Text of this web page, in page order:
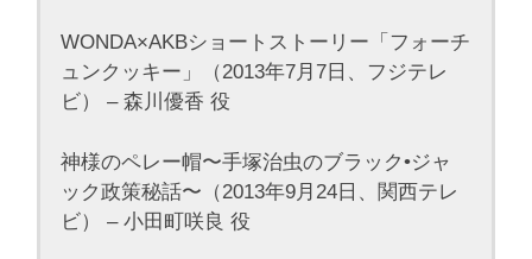
WONDA×AKBショートストーリー「フォーチ
ュンクッキー」（2013年7月7日、フジテレ
ビ） – 森川優香 役
神様のペレー帽〜手塚治虫のブラック•ジャ
ック政策秘話〜（2013年9月24日、関西テレ
ビ） – 小田町咲良 役